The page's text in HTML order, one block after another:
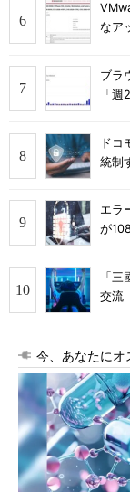
なア
ブラ
「
ドコ
統制
エラ
が
「
交流
今、あなたにオ